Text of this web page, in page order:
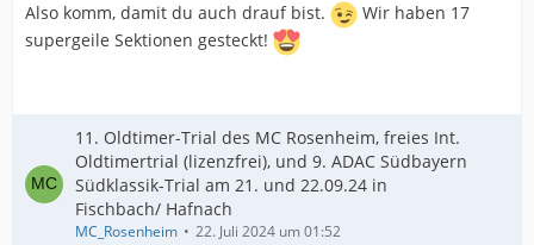
Also komm, damit du auch drauf bist.
Wir haben 17
supergeile Sektionen gesteckt!
11. Oldtimer-Trial des MC Rosenheim, freies Int.
Oldtimertrial (lizenzfrei), und 9. ADAC Südbayern
Südklassik-Trial am 21. und 22.09.24 in
Fischbach/ Hafnach
MC_Rosenheim 22. Juli 2024 um 01:52